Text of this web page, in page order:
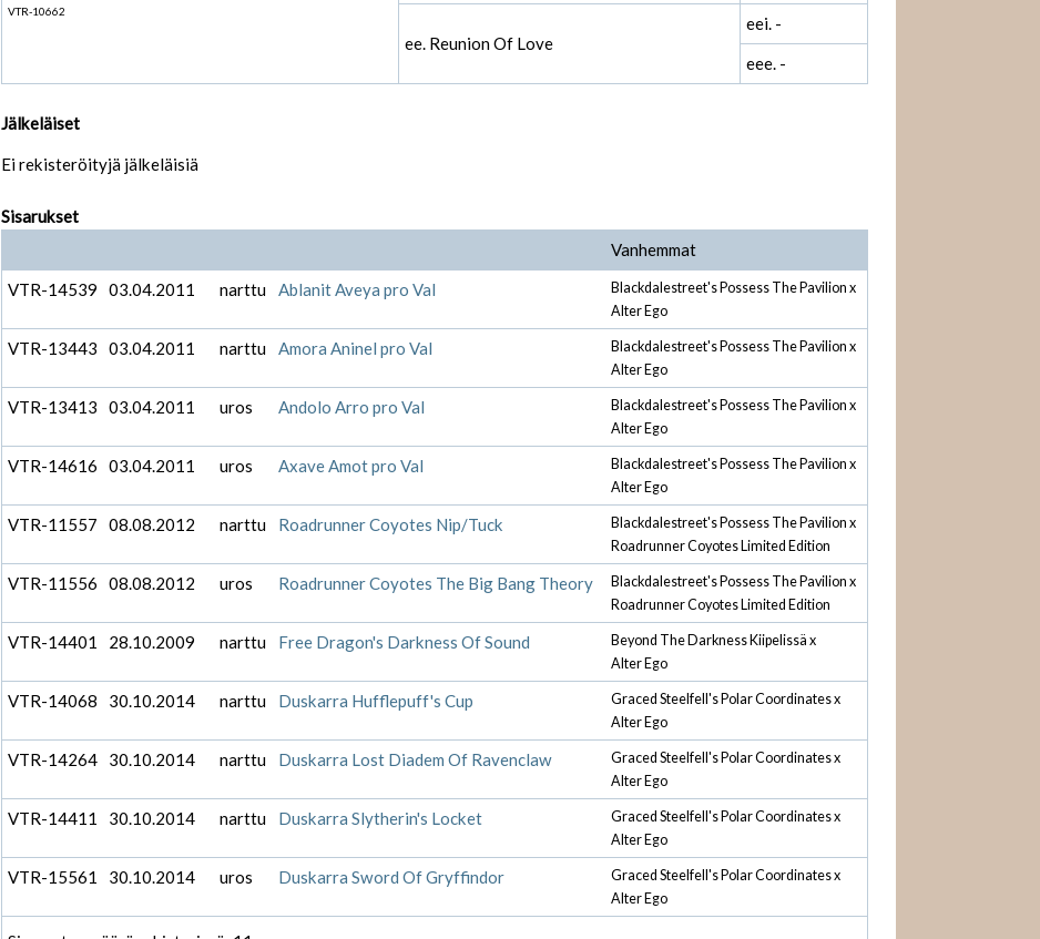
VTR-10662
ee. Reunion Of Love
eei. -
eee. -
Jälkeläiset
Ei rekisteröityjä jälkeläisiä
Sisarukset
Vanhemmat
VTR-14539
03.04.2011 narttu Ablanit Aveya pro Val
Blackdalestreet's Possess The Pavilion x
Alter Ego
VTR-13443 03.04.2011 narttu Amora Aninel pro Val
Blackdalestreet's Possess The Pavilion x
Alter Ego
VTR-13413 03.04.2011 uros Andolo Arro pro Val
Blackdalestreet's Possess The Pavilion x
Alter Ego
VTR-14616 03.04.2011 uros Axave Amot pro Val
Blackdalestreet's Possess The Pavilion x
Alter Ego
VTR-11557 08.08.2012 narttu Roadrunner Coyotes Nip/Tuck
Blackdalestreet's Possess The Pavilion x
Roadrunner Coyotes Limited Edition
VTR-11556 08.08.2012 uros Roadrunner Coyotes The Big Bang Theory
Blackdalestreet's Possess The Pavilion x
Roadrunner Coyotes Limited Edition
VTR-14401 28.10.2009 narttu Free Dragon's Darkness Of Sound
Beyond The Darkness Kiipelissä x
Alter Ego
VTR-14068 30.10.2014 narttu Duskarra Hufflepuff's Cup
Graced Steelfell's Polar Coordinates x
Alter Ego
VTR-14264 30.10.2014 narttu Duskarra Lost Diadem Of Ravenclaw
Graced Steelfell's Polar Coordinates x
Alter Ego
VTR-14411 30.10.2014 narttu Duskarra Slytherin's Locket
Graced Steelfell's Polar Coordinates x
Alter Ego
VTR-15561 30.10.2014 uros Duskarra Sword Of Gryffindor
Graced Steelfell's Polar Coordinates x
Alter Ego